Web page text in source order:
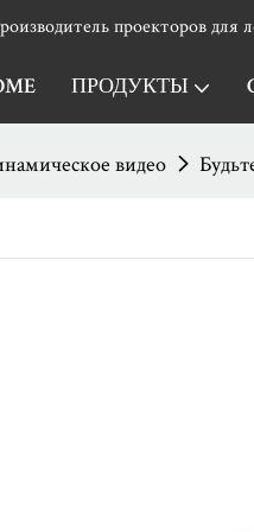
проекторов для
ПРОДУКТЫ
видео